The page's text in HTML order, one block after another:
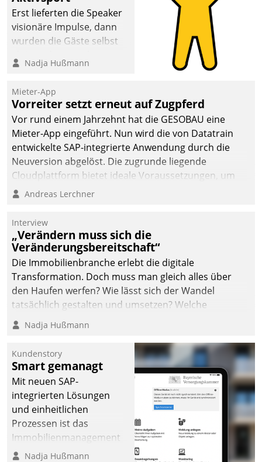
Erst lieferten die Speaker
visionäre Impulse, dann
wurden die Gäste selbst
methodisch
Quartier. Dazwischen
zeigte Datatrain, was es
Neues zu bieten hat.
Nadja Hußmann
Mieter-App
Vorreiter setzt erneut auf Zugpferd
Vor rund einem Jahrzehnt hat die GESOBAU eine
Mieter-App eingeführt. Nun wird die von Datatrain
entwickelte SAP-integrierte Anwendung durch die
Neuversion abgelöst. Die zugrunde liegende
Cloudplattform bietet ideale Voraussetzungen, um
die Funktionalität der App zu erweitern und weitere
integrieren.
Andreas Lerchner
Interview
„Verändern muss sich die
Veränderungsbereitschaft“
Die Immobilienbranche erlebt die digitale
Transformation. Doch muss man gleich alles über
den Haufen werfen? Wie lässt sich der Wandel
tatsächlich gestalten und umsetzen? Welche
Argumente zählen wirklich?
Nadja Hußmann
Kundenstory
Smart gemanagt
Mit neuen SAP-
integrierten Lösungen
und einheitlichen
Prozessen ist das
Immobilienmanagement
der Bayerischen
Nadja Hußmann